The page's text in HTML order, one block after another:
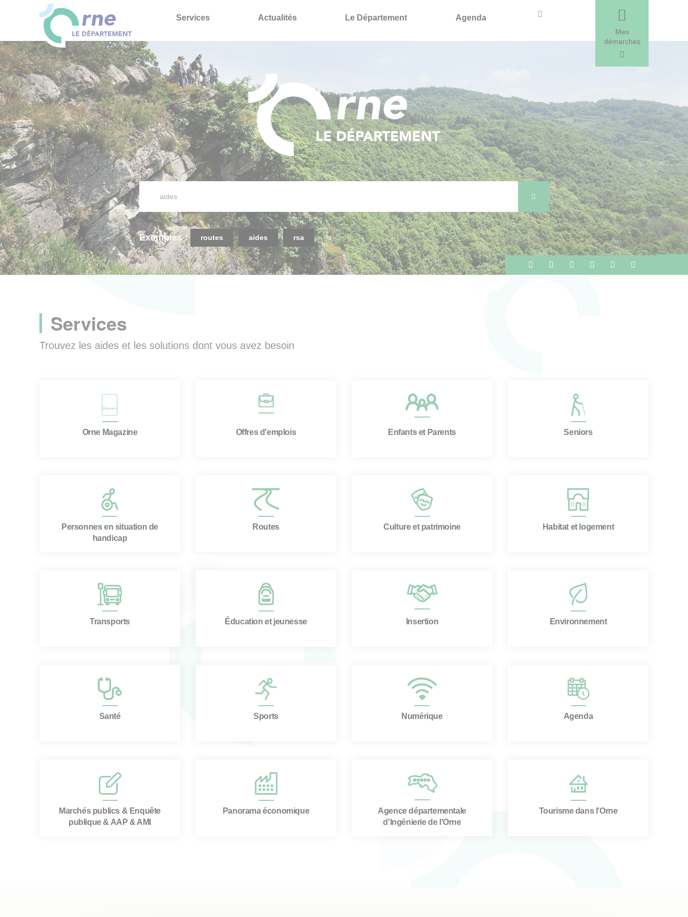
Services Actualités Le Département Agenda
Recherche
Mes
démarches
Exemples : routes aides rsa
Services
Trouvez les aides et les solutions dont vous avez besoin
Orne Magazine Offres d'emplois Enfants et Parents Seniors
Personnes en situation de
handicap
Routes Culture et patrimoine Habitat et logement
Transports Éducation et jeunesse Insertion Environnement
Santé Sports Numérique Agenda
Marchés publics & Enquête
publique & AAP & AMI
Panorama économique
Agence départementale
d'Ingénierie de l'Orne
Tourisme dans l'Orne